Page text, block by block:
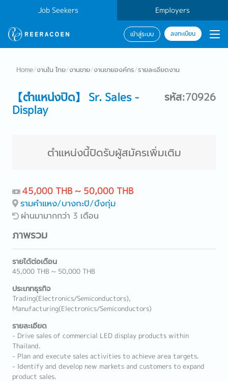
Job Seekers Employers
เข้าสู่ระบบ ลงทะเบียน
Home/งานใน ไทย/งานขาย/งานขายองค์กร/รายละเอียดงาน
【ตำแหน่งปิด】 Sr. Sales -
Display
รหัส:70926
ตำแหน่งนี้ปิดรับผู้สมัครเพิ่มเติม
45,000 THB ~ 50,000 THB
รามคำแหง/บางกะปิ/บึงกุ่ม
ผ่านมามากกว่า 3 เดือน
ภาพรวม
รายได้ต่อเดือน
45,000 THB ~ 50,000 THB
ประเภทธุรกิจ
Trading(Electronics/Semiconductors),
Manufacturing(Electronics/Semiconductors)
รายละเอียด
- Drive sales of commercial LED display products within
Thailand.
- Plan and execute sales activities to achieve area targets.
- Identify and develop new markets and customers to expand
product sales.